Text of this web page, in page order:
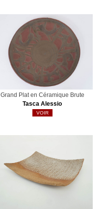
Grand Plat en Céramique Brute
Tasca Alessio
VOIR